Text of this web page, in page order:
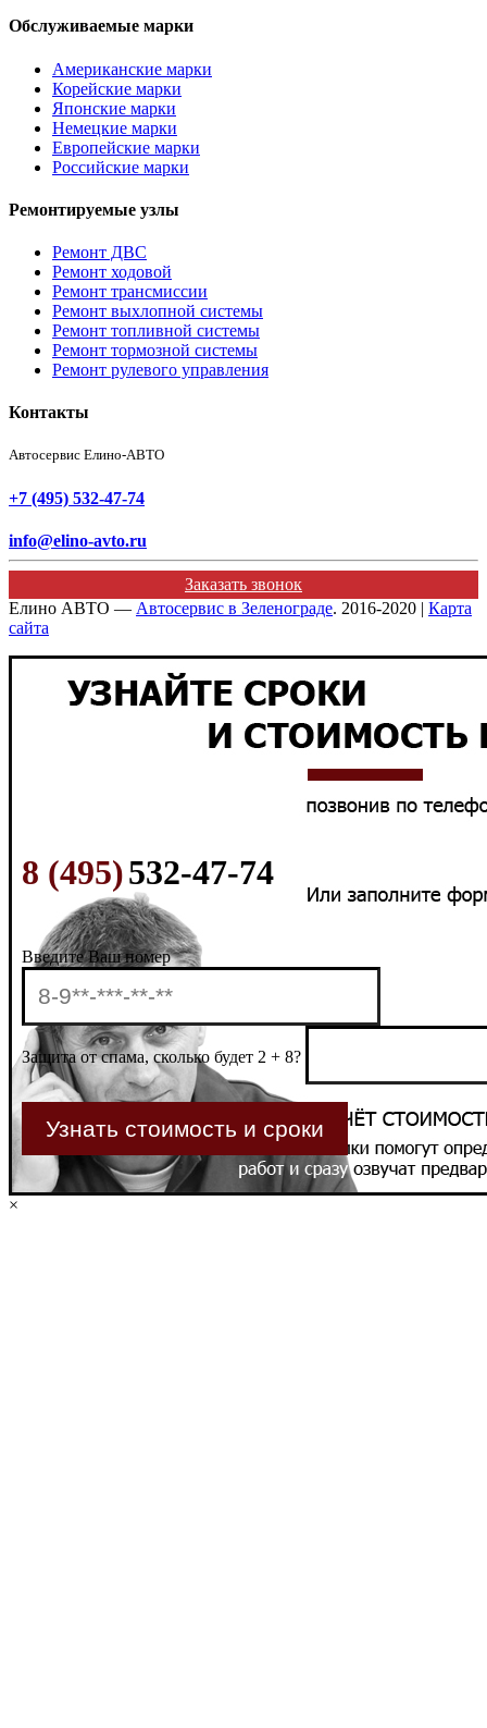
Обслуживаемые марки
Американские марки
Корейские марки
Японские марки
Немецкие марки
Европейские марки
Российские марки
Ремонтируемые узлы
Ремонт ДВС
Ремонт ходовой
Ремонт трансмиссии
Ремонт выхлопной системы
Ремонт топливной системы
Ремонт тормозной системы
Ремонт рулевого управления
Контакты
Автосервис Елино-АВТО
+7 (495) 532-47-74
info@elino-avto.ru
Заказать звонок
Елино АВТО — Автосервис в Зеленограде. 2016-2020 | Карта
сайта
8 (495)532-47-74
Введите Ваш номер
Защита от спама, сколько будет 2 + 8?
×